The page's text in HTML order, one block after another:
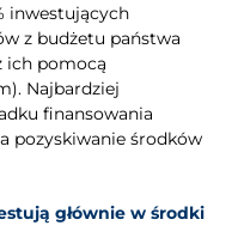
inwestujących
z budżetu państwa
ich pomocą
Najbardziej
finansowania
pozyskiwanie środków
głównie w środki